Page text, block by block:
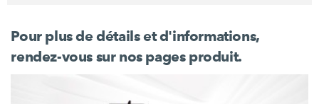
Pour plus de détails et d'informations,
rendez-vous sur nos pages produit.